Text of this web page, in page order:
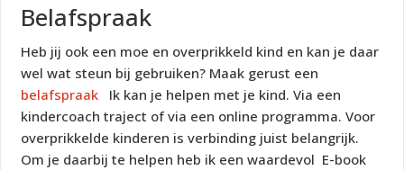
Belafspraak
Heb jij ook een moe en overprikkeld kind en kan je daar
wel wat steun bij gebruiken? Maak gerust een
belafspraak Ik kan je helpen met je kind. Via een
kindercoach traject of via een online programma. Voor
overprikkelde kinderen is verbinding juist belangrijk.
Om je daarbij te helpen heb ik een waardevol E-book